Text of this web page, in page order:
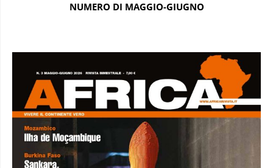
NUMERO DI MAGGIO-GIUGNO